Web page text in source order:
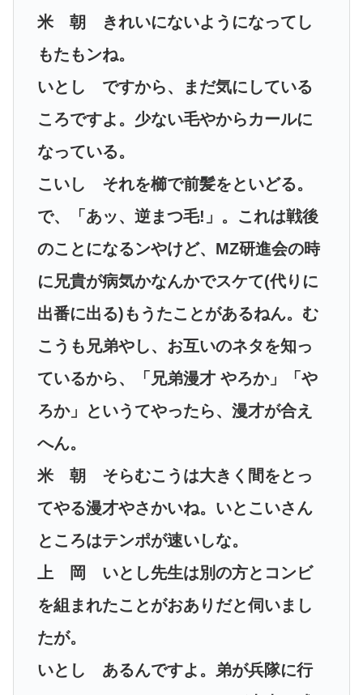
米 朝 きれいにないようになってし
もたもンね。
いとし ですから、まだ気にしている
ころですよ。少ない毛やからカールに
なっている。
こいし それを櫛で前髪をといどる。
で、「あッ、逆まつ毛!」。これは戦後
のことになるンやけど、MZ研進会の時
に兄貴が病気かなんかでスケて(代りに
出番に出る)もうたことがあるねん。む
こうも兄弟やし、お互いのネタを知っ
ているから、「兄弟漫才 やろか」「や
ろか」というてやったら、漫才が合え
へん。
米 朝 そらむこうは大きく間をとっ
てやる漫才やさかいね。いとこいさん
ところはテンポが速いしな。
上 岡 いとし先生は別の方とコンビ
を組まれたことがおありだと伺いまし
たが。
いとし あるんですよ。弟が兵隊に行